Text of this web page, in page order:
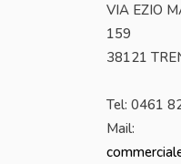
VIA EZIO
159
38121
Tel: 0461
Mail: